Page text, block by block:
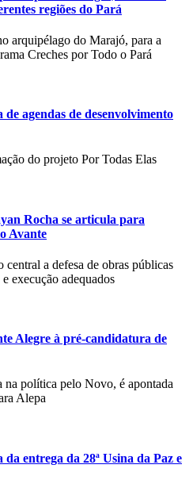
regiões do Pará
arquipélago do Marajó, para a
Creches por Todo o Pará
agendas de desenvolvimento
do projeto Por Todas Elas
Rocha se articula para
Avante
a defesa de obras públicas
execução adequados
Alegre à pré-candidatura de
na política pelo Novo, é apontada
Alepa
entrega da 28ª Usina da Paz e